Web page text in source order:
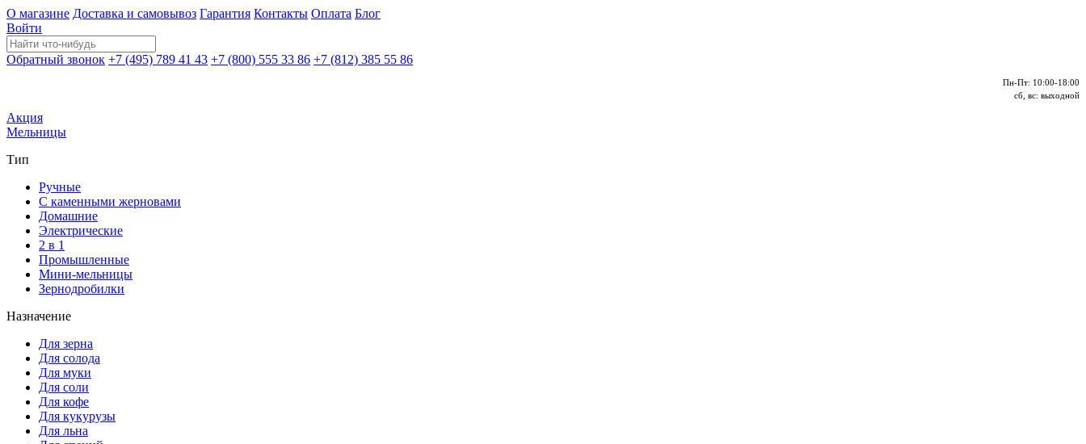
О магазине Доставка и самовывоз Гарантия Контакты Оплата Блог
Войти
Обратный звонок +7 (495) 789 41 43 +7 (800) 555 33 86 +7 (812) 385 55 86
Пн-Пт: 10:00-18:00
сб, вс: выходной
Акция
Мельницы
Тип
Ручные
С каменными жерновами
Домашние
Электрические
2 в 1
Промышленные
Мини-мельницы
Зернодробилки
Назначение
Для зерна
Для солода
Для муки
Для соли
Для кофе
Для кукурузы
Для льна